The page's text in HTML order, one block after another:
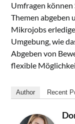
Umfragen können
Themen abgeben
Mikrojobs
Umgebung, wie
Abgeben von
flexible
Author Recent